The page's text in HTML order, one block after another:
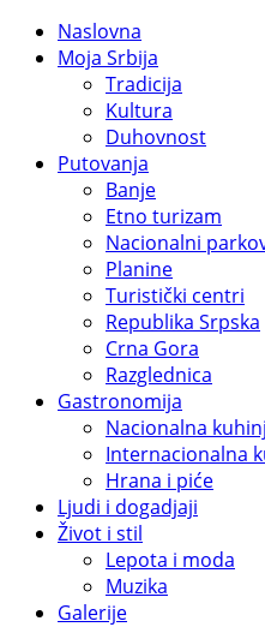
Naslovna
Moja Srbija
Tradicija
Kultura
Duhovnost
Putovanja
Banje
Etno turizam
Nacionalni
Planine
Turistički centri
Republika Srpska
Crna Gora
Razglednica
Gastronomija
Nacionalna
Internacionalna
Hrana i piće
Ljudi i dogadjaji
Život i stil
Lepota i moda
Muzika
Galerije